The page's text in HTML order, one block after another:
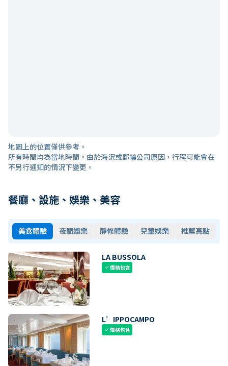
地圖上的位置僅供參考。
所有時間均為當地時間。由於海況或郵輪公司原因，行程可能會在
不另行通知的情況下變更。
餐廳、設施、娛樂、美容
美食體驗 夜間娛樂 靜修體驗 兒童娛樂 推薦亮點
LA BUSSOLA
check價格包含
L’IPPOCAMPO
check價格包含